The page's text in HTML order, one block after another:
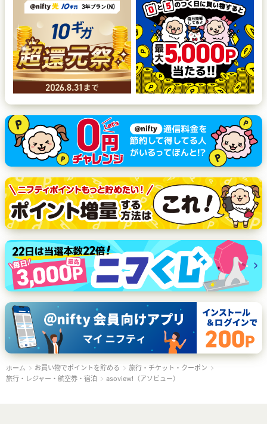
ホーム お買い物でポイントを貯める
旅行・チケット・クーポン
旅行・レジャー・航空券・宿泊
asoview!（アソビュー）